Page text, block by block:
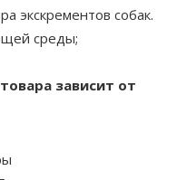
экскрементов собак.
среды;
зависит от